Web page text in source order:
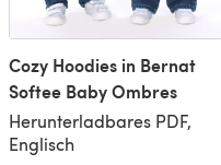
Cozy Hoodies in Bernat
Softee Baby Ombres
Herunterladbares PDF,
Englisch